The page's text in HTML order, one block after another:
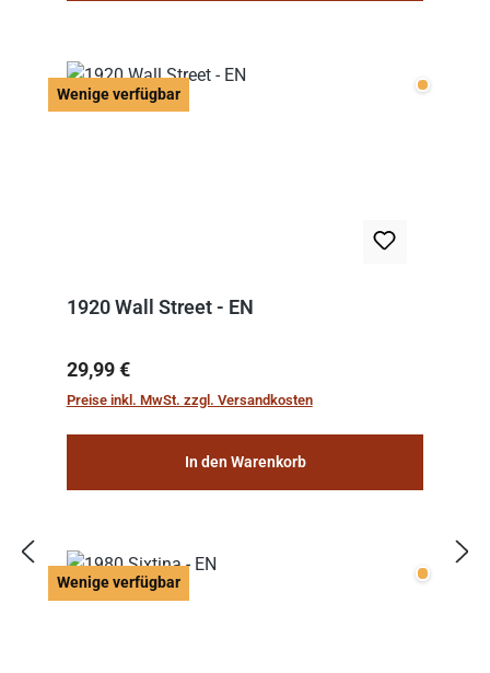
Wenige verfügbar Wenige
1920 Wall Street - EN
Regulärer Preis:
29,99 €
Preise inkl. MwSt. zzgl. Versandkosten
In den Warenkorb
Wenige verfügbar Wenige